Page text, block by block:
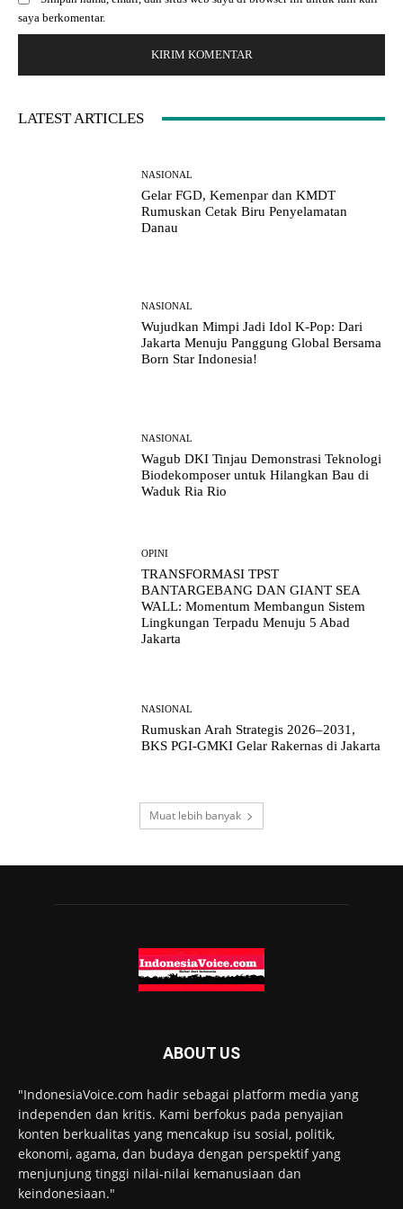
:
saya berkomentar.
LATEST ARTICLES
NASIONAL
Gelar FGD, Kemenpar dan KMDT
Rumuskan Cetak Biru Penyelamatan
Danau
NASIONAL
Wujudkan Mimpi Jadi Idol K-Pop: Dari
Jakarta Menuju Panggung Global Bersama
Born Star Indonesia!
NASIONAL
Wagub DKI Tinjau Demonstrasi Teknologi
Biodekomposer untuk Hilangkan Bau di
Waduk Ria Rio
OPINI
TRANSFORMASI TPST
BANTARGEBANG DAN GIANT SEA
WALL: Momentum Membangun Sistem
Lingkungan Terpadu Menuju 5 Abad
Jakarta
NASIONAL
Rumuskan Arah Strategis 2026–2031,
BKS PGI-GMKI Gelar Rakernas di Jakarta
Muat lebih banyak
ABOUT US
"IndonesiaVoice.com hadir sebagai platform media yang
independen dan kritis. Kami berfokus pada penyajian
konten berkualitas yang mencakup isu sosial, politik,
ekonomi, agama, dan budaya dengan perspektif yang
menjunjung tinggi nilai-nilai kemanusiaan dan
keindonesiaan."